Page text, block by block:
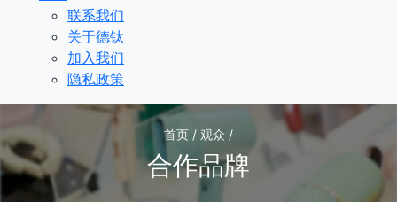
联系我们
关于德钛
加入我们
隐私政策
首页 / 观众 /
合作品牌